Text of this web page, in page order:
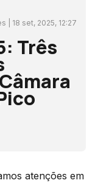
| 18 set, 2025, 12:27
Três
atenções em